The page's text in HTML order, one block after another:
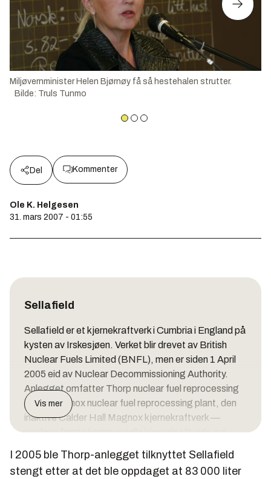
Miljøvernminister Helen Bjørnøy få så hestehalen strutter.
Bilde: Truls Tunmo
Del Kommenter
Ole K. Helgesen
31. mars 2007 - 01:55
Sellafield
Sellafield er et kjernekraftverk i Cumbria i England på
kysten av Irskesjøen. Verket blir drevet av British
Nuclear Fuels Limited (BNFL), men er siden 1 April
2005 eid av Nuclear Decommissioning Authority.
Anlegget omfatter Thorp nuclear fuel reprocessing
plant, Magnox nuclear fuel reprocessing plant, den
inaktive Calder Hall Magnox kjernekraftverk —
verdens første kommersielle kjernekraftverk, og
Tidligere lekkasjer
Vis mer
I 2005 ble Thorp-anlegget tilknyttet Sellafield
stengt etter at det ble oppdaget at 83 000 liter